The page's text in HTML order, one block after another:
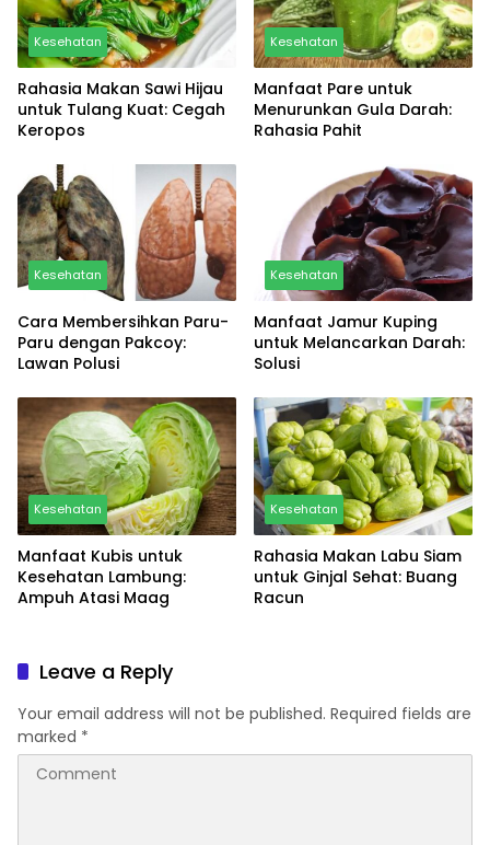
Kesehatan
Rahasia Makan Sawi Hijau
untuk Tulang Kuat: Cegah
Keropos
Kesehatan
Manfaat Pare untuk
Menurunkan Gula Darah:
Rahasia Pahit
Kesehatan
Cara Membersihkan Paru-
Paru dengan Pakcoy:
Lawan Polusi
Kesehatan
Manfaat Jamur Kuping
untuk Melancarkan Darah:
Solusi
Kesehatan
Manfaat Kubis untuk
Kesehatan Lambung:
Ampuh Atasi Maag
Kesehatan
Rahasia Makan Labu Siam
untuk Ginjal Sehat: Buang
Racun
Leave a Reply
Your email address will not be published. Required fields are
marked *